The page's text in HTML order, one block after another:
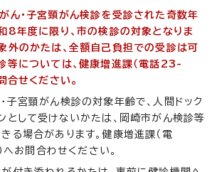
ん・子宮頸がん検診を受診された奇数年
8年度に限り、市の検診の対象となりま
外のかたは、全額自己負担での受診は可
等については、健康増進課（電話23-
せください。
子宮頸がん検診の対象年齢で、人間ドック
として受けないかたは、岡崎市がん検診等
る場合があります。健康増進課（電
問合わせください。